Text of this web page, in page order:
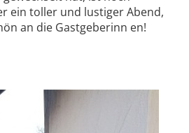
ein toller und lustiger Abend,
an die Gastgeberinn en!